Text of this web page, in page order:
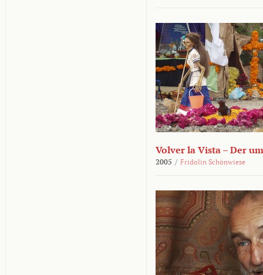
Volver la Vista – Der
2005 / Fridolin Schönwiese